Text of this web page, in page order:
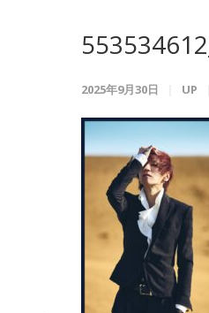
2025年9月30日 UP